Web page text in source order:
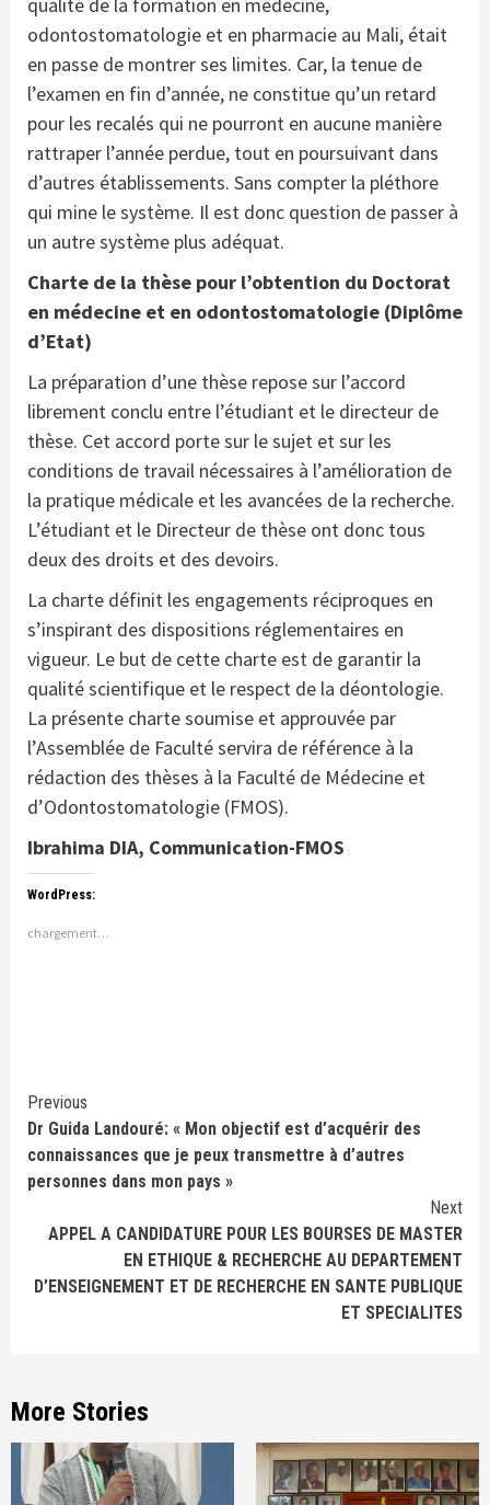
qualité de la formation en médecine,
odontostomatologie et en pharmacie au Mali, était
en passe de montrer ses limites. Car, la tenue de
l’examen en fin d’année, ne constitue qu’un retard
pour les recalés qui ne pourront en aucune manière
rattraper l’année perdue, tout en poursuivant dans
d’autres établissements. Sans compter la pléthore
qui mine le système. Il est donc question de passer à
un autre système plus adéquat.
Charte de la thèse pour l’obtention du Doctorat
en médecine et en odontostomatologie (Diplôme
d’Etat)
La préparation d’une thèse repose sur l’accord
librement conclu entre l’étudiant et le directeur de
thèse. Cet accord porte sur le sujet et sur les
conditions de travail nécessaires à l’amélioration de
la pratique médicale et les avancées de la recherche.
L’étudiant et le Directeur de thèse ont donc tous
deux des droits et des devoirs.
La charte définit les engagements réciproques en
s’inspirant des dispositions réglementaires en
vigueur. Le but de cette charte est de garantir la
qualité scientifique et le respect de la déontologie.
La présente charte soumise et approuvée par
l’Assemblée de Faculté servira de référence à la
rédaction des thèses à la Faculté de Médecine et
d’Odontostomatologie (FMOS).
Ibrahima DIA, Communication-FMOS
WordPress:
chargement…
Continue
Reading
Previous
Dr Guida Landouré: « Mon objectif est d’acquérir des
connaissances que je peux transmettre à d’autres
personnes dans mon pays »
Next
APPEL A CANDIDATURE POUR LES BOURSES DE MASTER
EN ETHIQUE & RECHERCHE AU DEPARTEMENT
D’ENSEIGNEMENT ET DE RECHERCHE EN SANTE PUBLIQUE
ET SPECIALITES
More Stories